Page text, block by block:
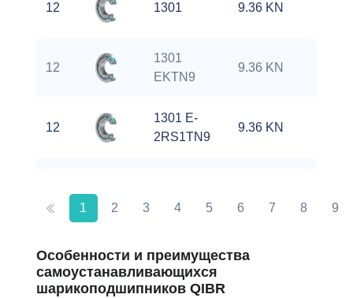
12 1301 9.36 KN
12
1301
EKTN9
9.36 KN
12
1301 E-
2RS1TN9
9.36 KN
1 2 3 4 5 6 7 8 9
Особенности и преимущества
самоустанавливающихся
шарикоподшипников QIBR